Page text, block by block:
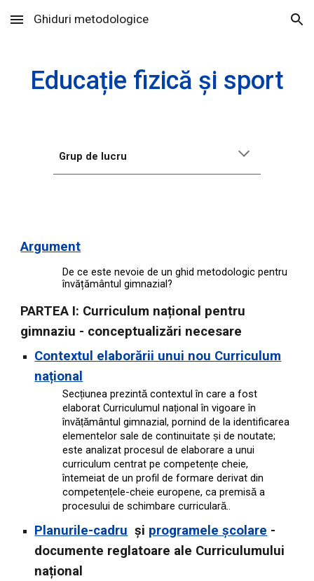
Skip to main content Skip to navigation
Ghiduri metodologice
Educație fizică și sport
Grup de lucru
Argument
De ce este nevoie de un ghid metodologic pentru
învățământul gimnazial?
PARTEA I: Curriculum național pentru
gimnaziu - conceptualizări necesare
Contextul elaborării unui nou Curriculum
național
Secțiunea prezintăcontextul în care a fost
elaborat Curriculumul național în vigoare în
învățământul gimnazial, pornind de la identificarea
elementelor sale de continuitateși de noutate;
este analizat procesul de elaborare a unui
curriculum centrat pe competențe cheie,
întemeiat de un profil de formare derivat din
competențele-cheie europene, ca premisăa
procesului de schimbare curriculară..
Planurile-cadru și programele școlare -
documente reglatoare ale Curriculumului
național